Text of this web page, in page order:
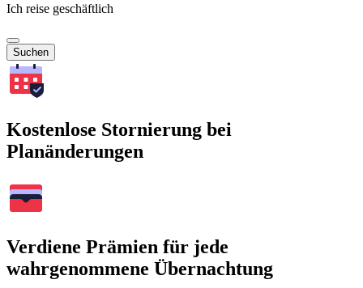
Ich reise geschäftlich
Suchen
Kostenlose Stornierung bei
Planänderungen
Verdiene Prämien für jede
wahrgenommene Übernachtung